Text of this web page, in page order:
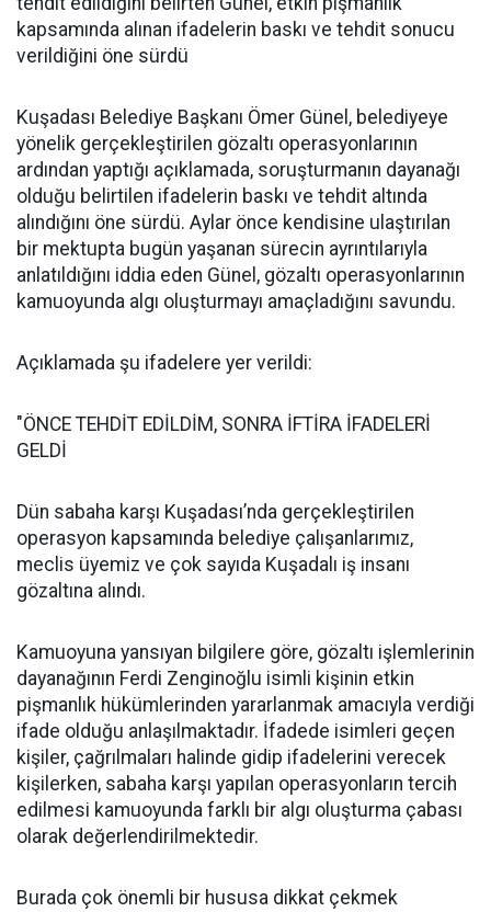
kapsamında alınan ifadelerin baskı ve tehdit sonucu
verildiğini öne sürdü
Kuşadası Belediye Başkanı Ömer Günel, belediyeye
yönelik gerçekleştirilen gözaltı operasyonlarının
ardından yaptığı açıklamada, soruşturmanın dayanağı
olduğu belirtilen ifadelerin baskı ve tehdit altında
alındığını öne sürdü. Aylar önce kendisine ulaştırılan
bir mektupta bugün yaşanan sürecin ayrıntılarıyla
anlatıldığını iddia eden Günel, gözaltı operasyonlarının
kamuoyunda algı oluşturmayı amaçladığını savundu.
Açıklamada şu ifadelere yer verildi:
"ÖNCE TEHDİT EDİLDİM, SONRA İFTİRA İFADELERİ
GELDİ
Dün sabaha karşı Kuşadası’nda gerçekleştirilen
operasyon kapsamında belediye çalışanlarımız,
meclis üyemiz ve çok sayıda Kuşadalı iş insanı
gözaltına alındı.
Kamuoyuna yansıyan bilgilere göre, gözaltı işlemlerinin
dayanağının Ferdi Zenginoğlu isimli kişinin etkin
pişmanlık hükümlerinden yararlanmak amacıyla verdiği
ifade olduğu anlaşılmaktadır. İfadede isimleri geçen
kişiler, çağrılmaları halinde gidip ifadelerini verecek
kişilerken, sabaha karşı yapılan operasyonların tercih
edilmesi kamuoyunda farklı bir algı oluşturma çabası
olarak değerlendirilmektedir.
Burada çok önemli bir hususa dikkat çekmek